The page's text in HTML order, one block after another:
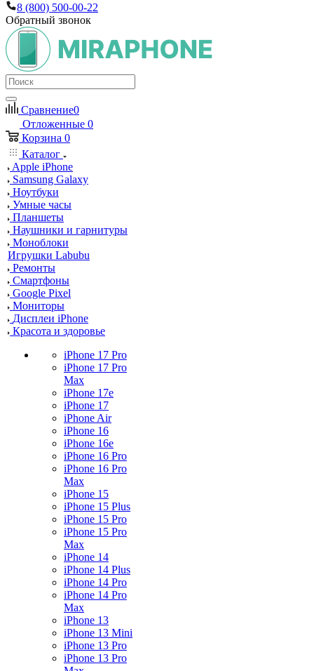
8 (800) 500-00-22
Обратный звонок
Сравнение0
Отложенные 0
Корзина 0
Каталог
Apple iPhone
Samsung Galaxy
Ноутбуки
Умные часы
Планшеты
Наушники и гарнитуры
Моноблоки
Игрушки Labubu
Ремонты
Смартфоны
Google Pixel
Мониторы
Дисплеи iPhone
Красота и здоровье
iPhone 17 Pro
iPhone 17 Pro
Max
iPhone 17e
iPhone 17
iPhone Air
iPhone 16
iPhone 16e
iPhone 16 Pro
iPhone 16 Pro
Max
iPhone 15
iPhone 15 Plus
iPhone 15 Pro
iPhone 15 Pro
Max
iPhone 14
iPhone 14 Plus
iPhone 14 Pro
iPhone 14 Pro
Max
iPhone 13
iPhone 13 Mini
iPhone 13 Pro
iPhone 13 Pro